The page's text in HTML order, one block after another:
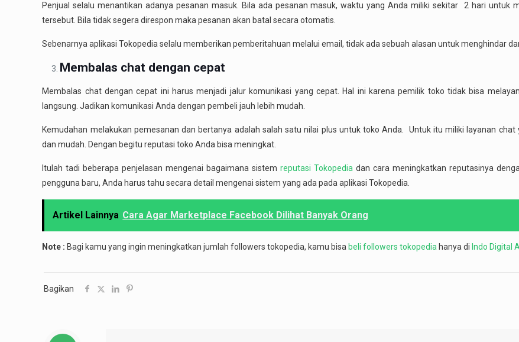
Penjual selalu menantikan adanya pesanan masuk. Bila ada pesanan masuk, waktu yang Anda miliki sekitar 2 hari untuk
tersebut. Bila tidak segera direspon maka pesanan akan batal secara otomatis.
Sebenarnya aplikasi Tokopedia selalu memberikan pemberitahuan melalui email, tidak ada sebuah alasan untuk menghindar
Membalas chat dengan cepat
Membalas chat dengan cepat ini harus menjadi jalur komunikasi yang cepat. Hal ini karena pemilik toko tidak bisa
langsung. Jadikan komunikasi Anda dengan pembeli jauh lebih mudah.
Kemudahan melakukan pemesanan dan bertanya adalah salah satu nilai plus untuk toko Anda. Untuk itu miliki layanan chat
dan mudah. Dengan begitu reputasi toko Anda bisa meningkat.
Itulah tadi beberapa penjelasan mengenai bagaimana sistemreputasi Tokopedia dan cara meningkatkan reputasinya
pengguna baru, Anda harus tahu secara detail mengenai sistem yang ada pada aplikasi Tokopedia.
Artikel Lainnya Cara Agar Marketplace Facebook Dilihat Banyak Orang
Note : Bagi kamu yang ingin meningkatkan jumlah followers tokopedia, kamu bisa beli followers tokopedia hanya di Indo Digital
Bagikan